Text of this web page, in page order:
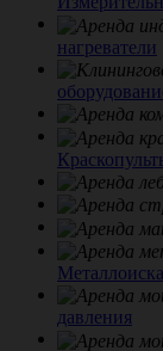
нагреватели
давления